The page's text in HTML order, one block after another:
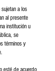
a los
al presente
institución u
se
términos y
esté de acuerdo